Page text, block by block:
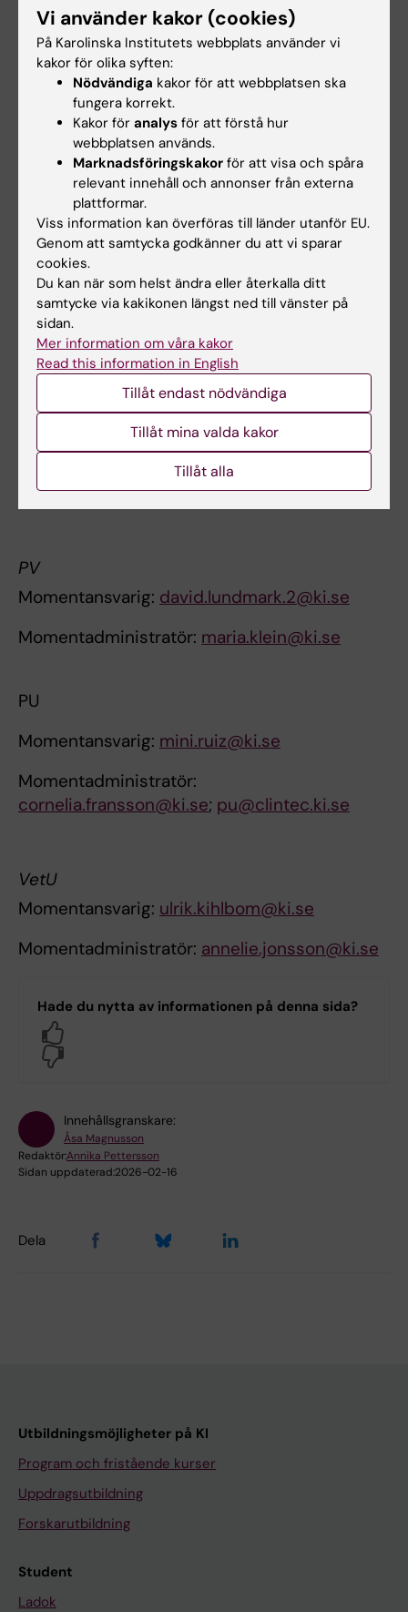
Delmomentansvarig:carl.johan.ekman@ki.se
Delmomentadministratör:
ingela.malmsjo@ki.se
Psyk Huddinge
Delmomentansvarig:philip.brenner@ki.setf
Delmomentadministratör:
linda.silversparf@ki.se
Psyk Solna
Delmomentansvarig:dimitrios.andreou@ki.se
Delmomentadministratör:susanna.kron@ki.se
Delmomentansvarig:asa.magnusson@ki.se
Delmomentadministratör:
karin.eriksson@ki.se
PV
Momentansvarig: david.lundmark.2@ki.se
Momentadministratör: maria.klein@ki.se
PU
Momentansvarig: mini.ruiz@ki.se
Momentadministratör:
cornelia.fransson@ki.se; pu@clintec.ki.se
VetU
Momentansvarig: ulrik.kihlbom@ki.se
Momentadministratör: annelie.jonsson@ki.se
Hade du nytta av informationen på denna sida?
Innehållsgranskare:
Åsa Magnusson
Redaktör:Annika Pettersson
Sidan uppdaterad:2026-02-16
Dela
Utbildningsmöjligheter på KI
Program och fristående kurser
Uppdragsutbildning
Forskarutbildning
Student
Ladok
Vi använder kakor (cookies)
På Karolinska Institutets webbplats använder vi
kakor för olika syften:
Nödvändiga kakor för att webbplatsen ska
fungera korrekt.
Kakor för analys för att förstå hur
webbplatsen används.
Marknadsföringskakor för att visa och spåra
relevant innehåll och annonser från externa
plattformar.
Viss information kan överföras till länder utanför EU.
Genom att samtycka godkänner du att vi sparar
cookies.
Du kan när som helst ändra eller återkalla ditt
samtycke via kakikonen längst ned till vänster på
sidan.
Mer information om våra kakor
Read this information in English
Tillåt endast nödvändiga
Tillåt mina valda kakor
Tillåt alla